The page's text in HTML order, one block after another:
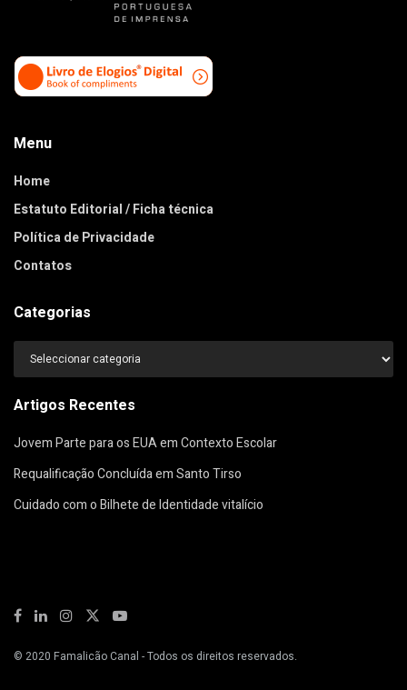
Menu
Home
Estatuto Editorial / Ficha técnica
Política de Privacidade
Contatos
Categorias
Categorias
Artigos Recentes
Jovem Parte para os EUA em Contexto Escolar
Requalificação Concluída em Santo Tirso
Cuidado com o Bilhete de Identidade vitalício
© 2020 Famalicão Canal - Todos os direitos reservados.